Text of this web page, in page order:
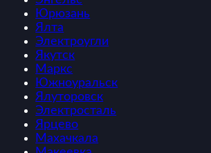
Юрюзань
Ялта
Электроугли
Якутск
Маркс
Южноуральск
Ялуторовск
Электросталь
Ярцево
Махачкала